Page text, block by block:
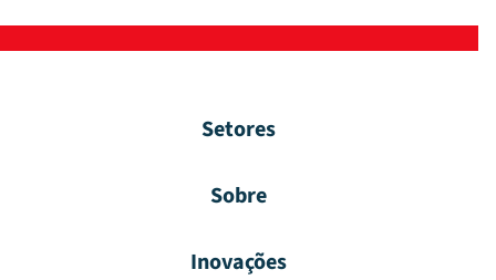
Setores
Sobre
Inovações